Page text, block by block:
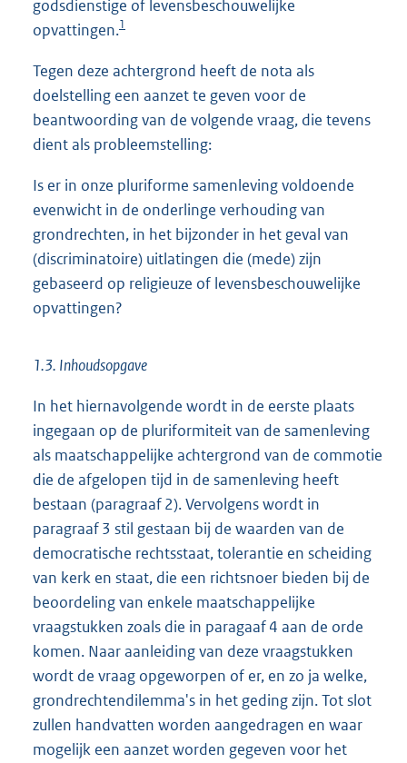
godsdienstige of levensbeschouwelijke
opvattingen.1
Tegen deze achtergrond heeft de nota als
doelstelling een aanzet te geven voor de
beantwoording van de volgende vraag, die tevens
dient als probleemstelling:
Is er in onze pluriforme samenleving voldoende
evenwicht in de onderlinge verhouding van
grondrechten, in het bijzonder in het geval van
(discriminatoire) uitlatingen die (mede) zijn
gebaseerd op religieuze of levensbeschouwelijke
opvattingen?
1.3. Inhoudsopgave
In het hiernavolgende wordt in de eerste plaats
ingegaan op de pluriformiteit van de samenleving
als maatschappelijke achtergrond van de commotie
die de afgelopen tijd in de samenleving heeft
bestaan (paragraaf 2). Vervolgens wordt in
paragraaf 3 stil gestaan bij de waarden van de
democratische rechtsstaat, tolerantie en scheiding
van kerk en staat, die een richtsnoer bieden bij de
beoordeling van enkele maatschappelijke
vraagstukken zoals die in paragaaf 4 aan de orde
komen. Naar aanleiding van deze vraagstukken
wordt de vraag opgeworpen of er, en zo ja welke,
grondrechtendilemma's in het geding zijn. Tot slot
zullen handvatten worden aangedragen en waar
mogelijk een aanzet worden gegeven voor het